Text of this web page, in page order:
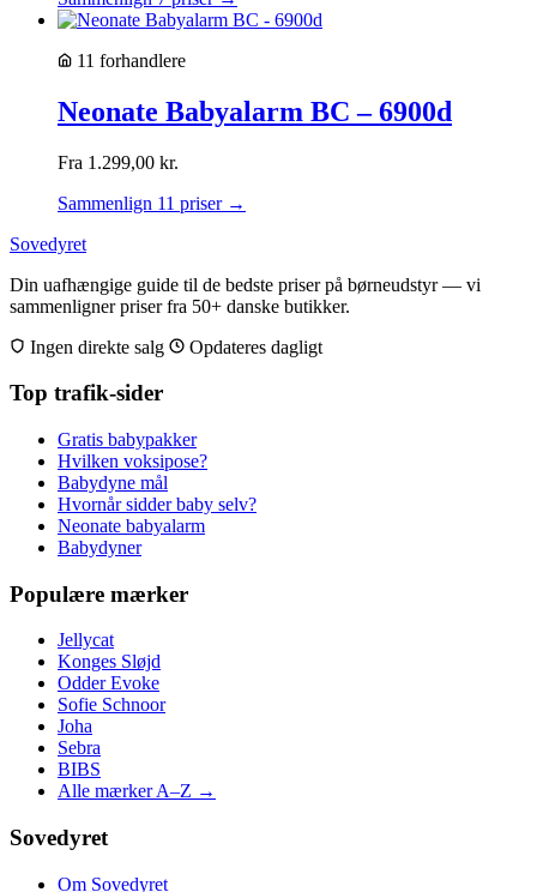
11 forhandlere
Neonate Babyalarm BC – 6900d
Fra 1.299,00 kr.
Sammenlign 11 priser →
Sovedyret
Din uafhængige guide til de bedste priser på børneudstyr — vi
sammenligner priser fra 50+ danske butikker.
Ingen direkte salg
Opdateres dagligt
Top trafik-sider
Gratis babypakker
Hvilken voksipose?
Babydyne mål
Hvornår sidder baby selv?
Neonate babyalarm
Babydyner
Populære mærker
Jellycat
Konges Sløjd
Odder Evoke
Sofie Schnoor
Joha
Sebra
BIBS
Alle mærker A–Z →
Sovedyret
Om Sovedyret